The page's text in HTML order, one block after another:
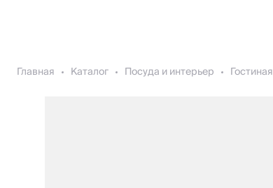
Главная Каталог Посуда и интерьер Гостиная